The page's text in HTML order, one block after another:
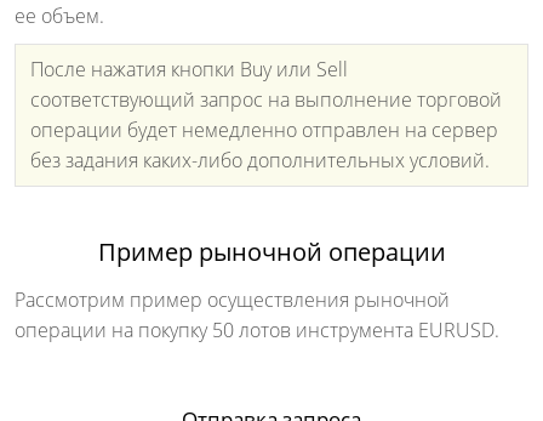
ее объем.
После нажатия кнопки Buy или Sell
соответствующий запрос на выполнение торговой
операции будет немедленно отправлен на сервер
без задания каких-либо дополнительных условий.
Пример рыночной операции
Рассмотрим пример осуществления рыночной
операции на покупку 50 лотов инструмента EURUSD.